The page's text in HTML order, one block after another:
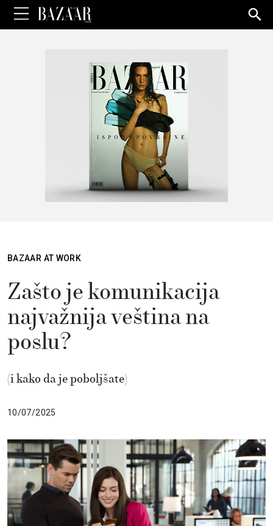
for:
BAZAAR AT WORK
Zašto je komunikacija
najvažnija veština na
poslu?
(i kako da je poboljšate)
10/07/2025